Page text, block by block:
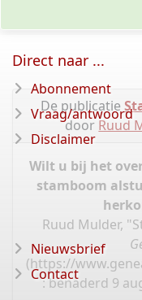
De publicatie
door Ruud
Wilt u bij het
stamboom
Ruud Mulder,
(https://
: benaderd 9
Direct naar ...
Abonnement
Vraag/antwoord
Disclaimer
Nieuwsbrief
Contact